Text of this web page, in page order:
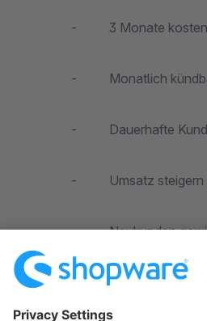
- 3 Monate
- Monatlich
- Dauerhafte
- Umsatz steigern
- Neukunden
- Im internen Bereich
Rabattgutscheine.